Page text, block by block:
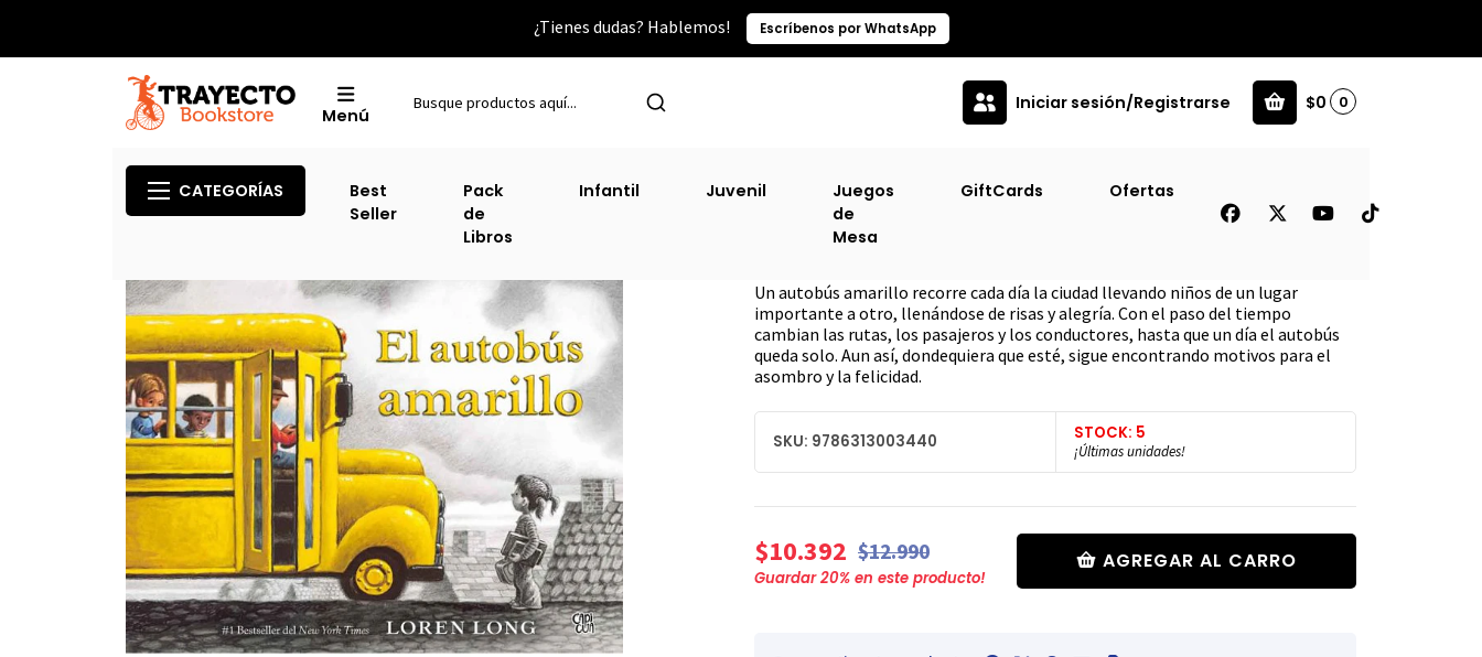
¿Tienes dudas? Hablemos! Escríbenos por WhatsApp
Menú
Iniciar sesión/Registrarse $0 0
CATEGORÍAS
Best
Seller
Pack
de
Libros
Infantil Juvenil
Juegos
de
Mesa
GiftCards Ofertas
El Autobus Amarillo (Td)
Un autobús amarillo recorre cada día la ciudad llevando niños de un lugar
importante a otro, llenándose de risas y alegría. Con el paso del tiempo
cambian las rutas, los pasajeros y los conductores, hasta que un día el autobús
queda solo. Aun así, dondequiera que esté, sigue encontrando motivos para el
asombro y la felicidad.
SKU: 9786313003440 STOCK: 5
¡Últimas unidades!
$10.392 $12.990
Guardar20% en este producto!
AGREGAR AL CARRO